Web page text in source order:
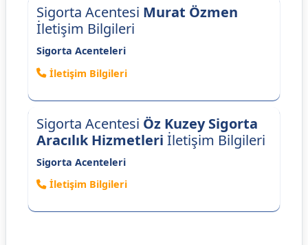
Sigorta Acentesi Murat Özmen
İletişim Bilgileri
Sigorta Acenteleri
İletişim Bilgileri
Sigorta Acentesi Öz Kuzey Sigorta
Aracılık Hizmetleri İletişim Bilgileri
Sigorta Acenteleri
İletişim Bilgileri